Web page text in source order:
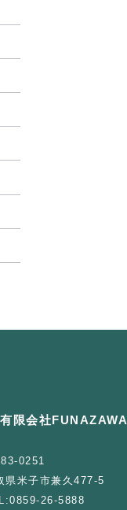
限会社FUNAZAWA
0251
県米子市兼久477-5
0859-26-5888